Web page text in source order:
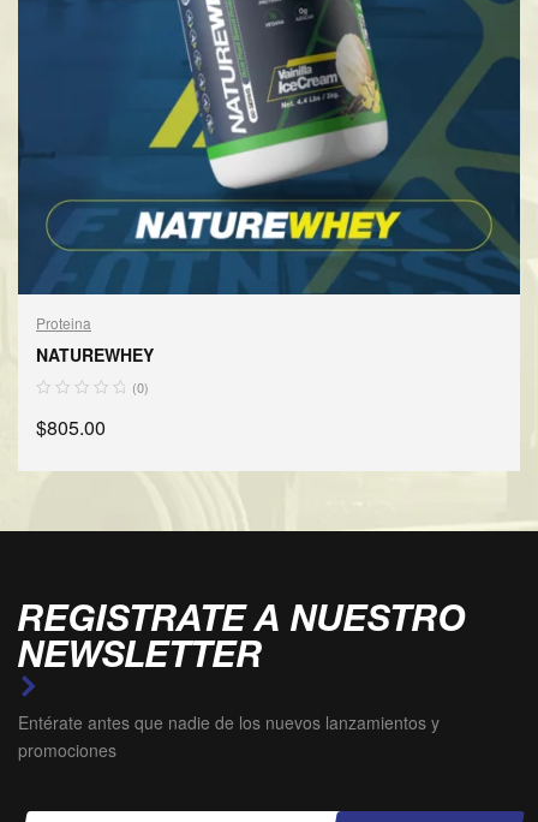
Proteina
NATUREWHEY
(0)
$805.00
REGISTRATE A NUESTRO
NEWSLETTER
Entérate antes que nadie de los nuevos lanzamientos y
promociones